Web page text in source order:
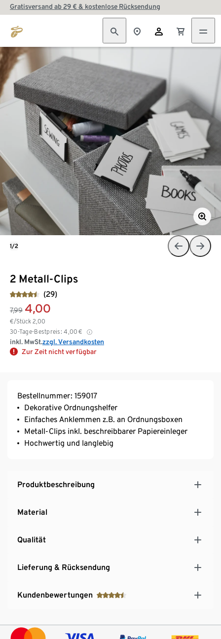
Gratisversand ab 29 € & kostenlose Rücksendung
2 Metall-Clips
(29)
7,99 4,00
€/Stück 2,00
30-Tage-Bestpreis: 4,00 €
inkl. MwSt.zzgl. Versandkosten
Zur Zeit nicht verfügbar
1/2
Bestellnummer: 159017
Dekorative Ordnungshelfer
Einfaches Anklemmen z.B. an Ordnungsboxen
Metall-Clips inkl. beschreibbarer Papiereinleger
Hochwertig und langlebig
Produktbeschreibung
Material
Qualität
Lieferung & Rücksendung
Kundenbewertungen